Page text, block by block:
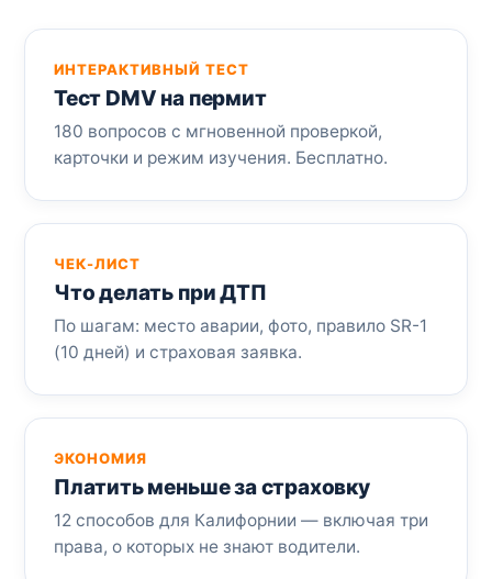
ИНТЕРАКТИВНЫЙ ТЕСТ
Тест DMV на пермит
180 вопросов с мгновенной проверкой,
карточки и режим изучения. Бесплатно.
ЧЕК-ЛИСТ
Что делать при ДТП
По шагам: место аварии, фото, правило SR-1
(10 дней) и страховая заявка.
ЭКОНОМИЯ
Платить меньше за страховку
12 способов для Калифорнии — включая три
права, о которых не знают водители.